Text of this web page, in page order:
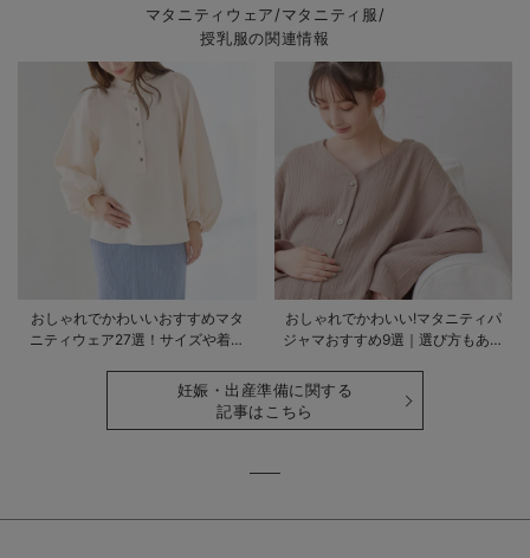
マタニティウェア/マタニティ服/
授乳服の関連情報
おしゃれでかわいいおすすめマタ
ニティウェア27選！サイズや着る
おしゃれでかわいい!マタニティパ
ジャマおすすめ9選｜選び方もあわ
妊娠・出産準備に関する
記事はこちら